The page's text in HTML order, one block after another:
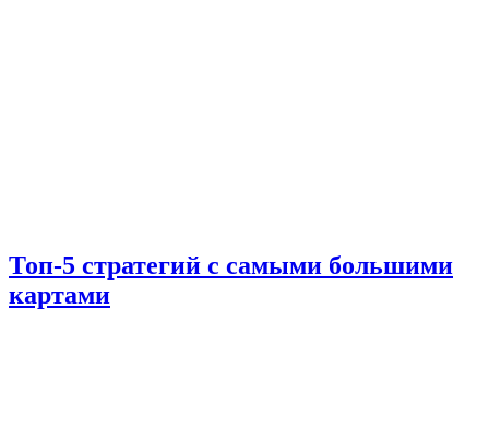
Топ-5 стратегий с самыми большими
картами